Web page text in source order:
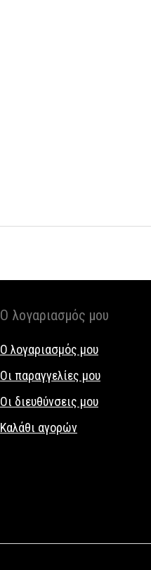
Ο λογαριασμός μου
Ο λογαριασμός μου
Οι παραγγελίες μου
Οι διευθύνσεις μου
Καλάθι αγορών